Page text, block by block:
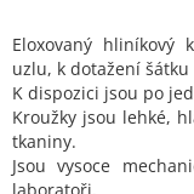
Eloxovaný hliníkový
uzlu, k dotažení
K dispozici jsou po
Kroužky jsou lehké,
tkaniny.
Jsou vysoce